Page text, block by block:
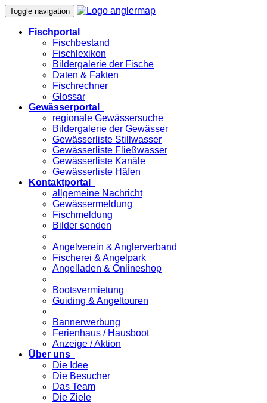
Toggle navigation
Fischportal
Fischbestand
Fischlexikon
Bildergalerie der Fische
Daten & Fakten
Fischrechner
Glossar
Gewässerportal
regionale Gewässersuche
Bildergalerie der Gewässer
Gewässerliste Stillwasser
Gewässerliste Fließwasser
Gewässerliste Kanäle
Gewässerliste Häfen
Kontaktportal
allgemeine Nachricht
Gewässermeldung
Fischmeldung
Bilder senden
Angelverein & Anglerverband
Fischerei & Angelpark
Angelladen & Onlineshop
Bootsvermietung
Guiding & Angeltouren
Bannerwerbung
Ferienhaus / Hausboot
Anzeige / Aktion
Über uns
Die Idee
Die Besucher
Das Team
Die Ziele